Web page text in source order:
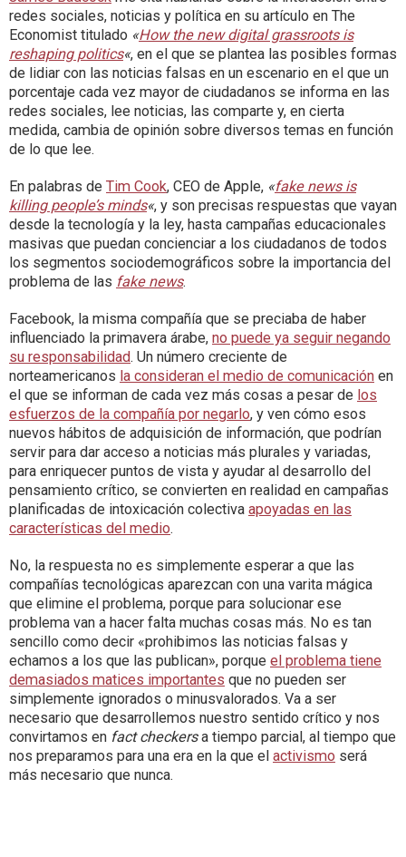
redes sociales, noticias y política en su artículo en The
Economist titulado «How the new digital grassroots is
reshaping politics«, en el que se plantea las posibles formas
de lidiar con las noticias falsas en un escenario en el que un
porcentaje cada vez mayor de ciudadanos se informa en las
redes sociales, lee noticias, las comparte y, en cierta
medida, cambia de opinión sobre diversos temas en función
de lo que lee.
En palabras de Tim Cook, CEO de Apple, «fake news is
killing people’s minds«, y son precisas respuestas que vayan
desde la tecnología y la ley, hasta campañas educacionales
masivas que puedan concienciar a los ciudadanos de todos
los segmentos sociodemográficos sobre la importancia del
problema de las fake news.
Facebook, la misma compañía que se preciaba de haber
influenciado la primavera árabe, no puede ya seguir negando
su responsabilidad. Un número creciente de
norteamericanos la consideran el medio de comunicación en
el que se informan de cada vez más cosas a pesar de los
esfuerzos de la compañía por negarlo, y ven cómo esos
nuevos hábitos de adquisición de información, que podrían
servir para dar acceso a noticias más plurales y variadas,
para enriquecer puntos de vista y ayudar al desarrollo del
pensamiento crítico, se convierten en realidad en campañas
planificadas de intoxicación colectiva apoyadas en las
características del medio.
No, la respuesta no es simplemente esperar a que las
compañías tecnológicas aparezcan con una varita mágica
que elimine el problema, porque para solucionar ese
problema van a hacer falta muchas cosas más. No es tan
sencillo como decir «prohibimos las noticias falsas y
echamos a los que las publican», porque el problema tiene
demasiados matices importantes que no pueden ser
simplemente ignorados o minusvalorados. Va a ser
necesario que desarrollemos nuestro sentido crítico y nos
convirtamos en fact checkersa tiempo parcial, al tiempo que
nos preparamos para una era en la que el activismo será
más necesario que nunca.